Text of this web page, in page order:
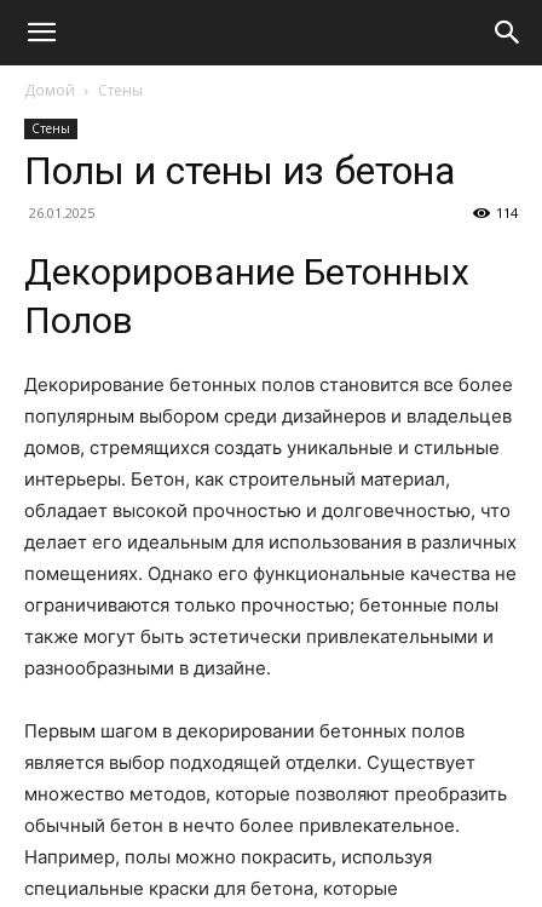
Домой Стены
Стены
Полы и стены из бетона
26.01.2025 114
Декорирование Бетонных
Полов
Декорирование бетонных полов становится все более
популярным выбором среди дизайнеров и владельцев
домов, стремящихся создать уникальные и стильные
интерьеры. Бетон, как строительный материал,
обладает высокой прочностью и долговечностью, что
делает его идеальным для использования в различных
помещениях. Однако его функциональные качества не
ограничиваются только прочностью; бетонные полы
также могут быть эстетически привлекательными и
разнообразными в дизайне.
Первым шагом в декорировании бетонных полов
является выбор подходящей отделки. Существует
множество методов, которые позволяют преобразить
обычный бетон в нечто более привлекательное.
Например, полы можно покрасить, используя
специальные краски для бетона, которые